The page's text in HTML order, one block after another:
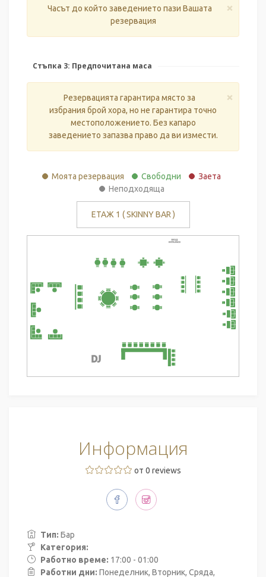
×
Часът до който заведението пази Вашата
резервация
Стъпка 3: Предпочитана маса
×
Резервацията гарантира място за
избрания брой хора, но не гарантира точно
местоположението. Без капаро
заведението запазва право да ви измести.
Моята резервация Свободни
Заета
Неподходяща
ЕТАЖ 1 ( SKINNY BAR )
Информация
от 0 reviews
Тип: Бар
Категория:
Работно време: 17:00 - 01:00
Работни дни: Понеделник, Вторник, Сряда,